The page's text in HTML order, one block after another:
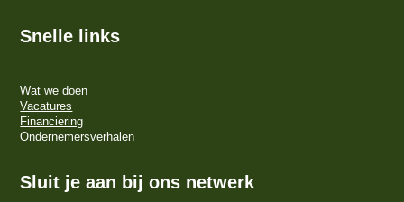
Snelle links
Wat we doen
Vacatures
Financiering
Ondernemersverhalen
Sluit je aan bij ons netwerk